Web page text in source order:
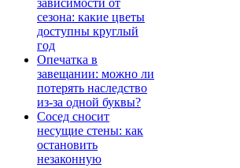
зависимости от
сезона: какие цветы
доступны круглый
год
Опечатка в
завещании: можно ли
потерять наследство
из-за одной буквы?
Сосед сносит
несущие стены: как
остановить
незаконную